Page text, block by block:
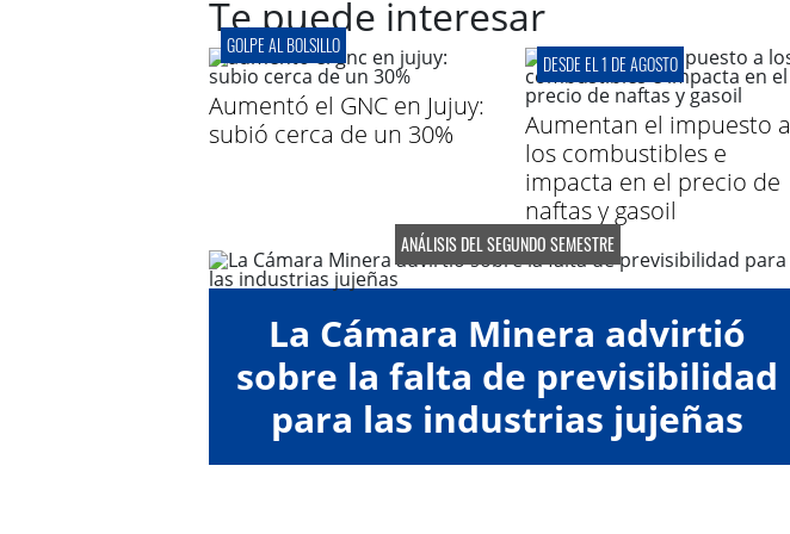
Te puede interesar
GOLPE AL BOLSILLO
Aumentó el GNC en Jujuy:
subió cerca de un 30%
DESDE EL 1 DE AGOSTO
Aumentan el impuesto a
los combustibles e
impacta en el precio de
naftas y gasoil
ANÁLISIS DEL SEGUNDO SEMESTRE
La Cámara Minera advirtió
sobre la falta de previsibilidad
para las industrias jujeñas